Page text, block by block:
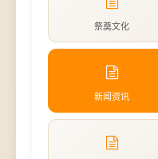
祭奠文化
新闻资讯